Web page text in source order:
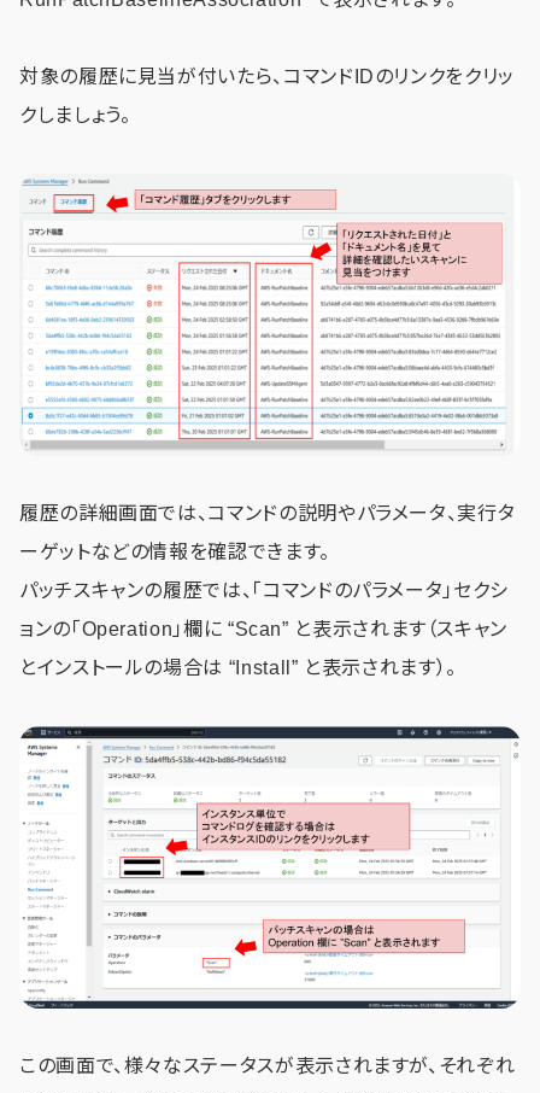
対象の履歴に見当が付いたら、コマンドIDのリンクをクリッ
クしましょう。
履歴の詳細画面では、コマンドの説明やパラメータ、実行タ
ーゲットなどの情報を確認できます。
パッチスキャンの履歴では、「コマンドのパラメータ」セクシ
ョンの「Operation」欄に “Scan” と表示されます（スキャン
とインストールの場合は “Install” と表示されます）。
この画面で、様々なステータスが表示されますが、それぞれ